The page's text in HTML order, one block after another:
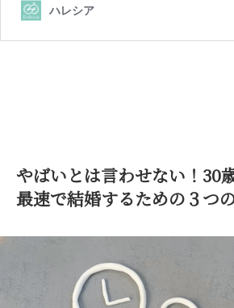
やばいとは言わせない！30
最速で結婚するための３つ